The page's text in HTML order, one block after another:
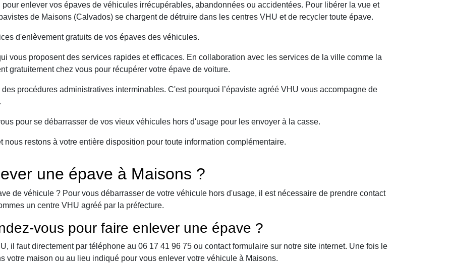
enlever vos épaves de véhicules irrécupérables, abandonnées ou accidentées. Pour libérer la vue et
de Maisons (Calvados) se chargent de détruire dans les centres VHU et de recycler toute épave.
d'enlèvement gratuits de vos épaves des véhicules.
vous proposent des services rapides et efficaces. En collaboration avec les services de la ville comme la
gratuitement chez vous pour récupérer votre épave de voiture.
procédures administratives interminables. C'est pourquoi l’épaviste agréé VHU vous accompagne de
pour se débarrasser de vos vieux véhicules hors d'usage pour les envoyer à la casse.
nous restons à votre entière disposition pour toute information complémentaire.
une épave à Maisons ?
de véhicule ? Pour vous débarrasser de votre véhicule hors d'usage, il est nécessaire de prendre contact
un centre VHU agréé par la préfecture.
vous pour faire enlever une épave ?
il faut directement par téléphone au 06 17 41 96 75 ou contact formulaire sur notre site internet. Une fois le
votre maison ou au lieu indiqué pour vous enlever votre véhicule à Maisons.